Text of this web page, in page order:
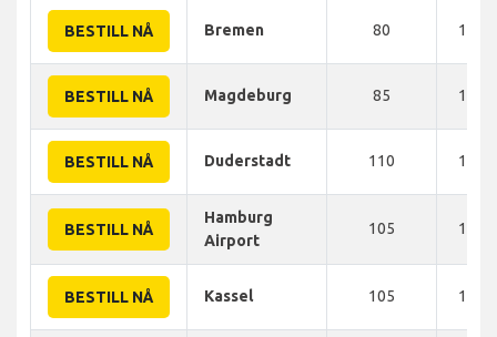
BESTILL NÅ Bremen 80 141
BESTILL NÅ Magdeburg 85 152
BESTILL NÅ Duderstadt 110 160
BESTILL NÅ
Hamburg
Airport
105 165
BESTILL NÅ Kassel 105 180